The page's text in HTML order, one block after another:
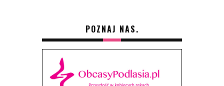
POZNAJ NAS.